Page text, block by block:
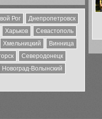
Рог
Днепропетровск
Харьков
Севастополь
Хмельницкий
Винница
Северодонецк
Новоград-Волынский